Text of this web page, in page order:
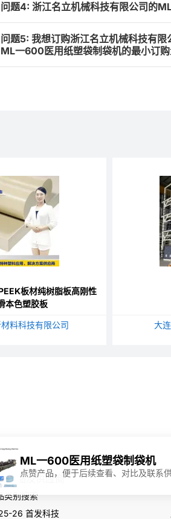
问题4: 浙江名立机械科技有限公司的
问题5: 我想订购浙江名立机械科技有
ML一600医用纸塑袋制袋机的最小订购
ML一600医用纸塑袋制袋机
点赞产品，便于后续查看、对比及联系供
板材纯树脂板高刚性
本色塑胶板
料科技有限公司 大
找产品及供应商
类别搜索
26 首发科技